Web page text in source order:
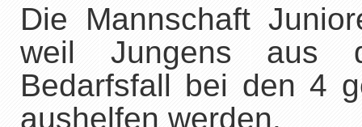
Die Mannschaft
weil Jungens aus
Bedarfsfall bei den 4
aushelfen werden.